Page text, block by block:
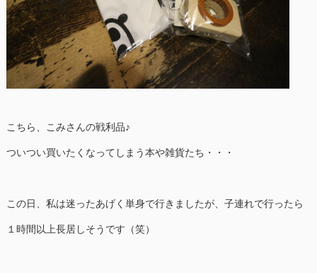
こちら、こみさんの戦利品♪
ついつい買いたくなってしまう本や雑貨たち・・・
この日、私は迷ったあげく単身で行きましたが、子連れで行ったら
１時間以上長居しそうです（笑）